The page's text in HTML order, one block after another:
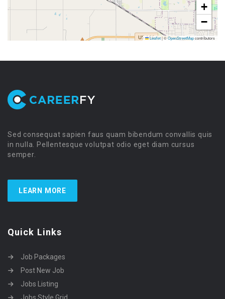
+
−
Leaflet|©OpenStreetMapcontributors
Sed consequat sapien faus quam bibendum convallis quis
in nulla. Pellentesque volutpat odio eget diam cursus
semper.
LEARN MORE
Quick Links
Job Packages
Post New Job
Jobs Listing